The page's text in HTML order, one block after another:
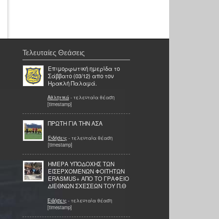
Τελευταίες Θεάσεις
Επιμορφωτική ημερίδα το
Σάββατο (03/12) απο τον
Ηρακλή Παλαμά.
Αθλητικά - τελευταία θέαση
[timestamp]
ΠΡΩΤΗ ΓΙΑ ΤΗΝ ΑΣΑ
Ειδήσεις - τελευταία θέαση
[timestamp]
ΗΜΕΡΑ ΥΠΟΔΟΧΗΣ ΤΩΝ
ΕΙΣΕΡΧΟΜΕΝΩΝ ΦΟΙΤΗΤΩΝ
ERASMUS+ ΑΠΟ ΤΟ ΓΡΑΦΕΙΟ
ΔΙΕΘΝΩΝ ΣΧΕΣΕΩΝ ΤΟΥ Π.Θ
Ειδήσεις - τελευταία θέαση
[timestamp]